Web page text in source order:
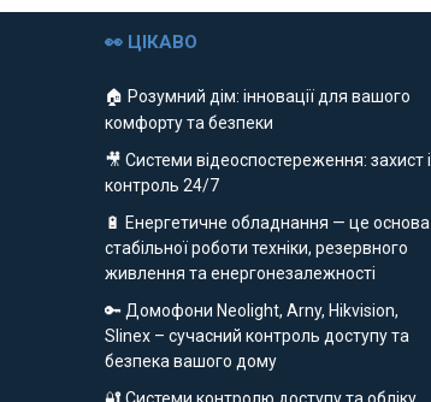
👀 ЦІКАВО
🏠 Розумний дім: інновації для вашого
комфорту та безпеки
🎥 Системи відеоспостереження: захист і
контроль 24/7
🔋 Енергетичне обладнання — це основа
стабільної роботи техніки, резервного
живлення та енергонезалежності
🔑 Домофони Neolight, Arny, Hikvision,
Slinex – сучасний контроль доступу та
безпека вашого дому